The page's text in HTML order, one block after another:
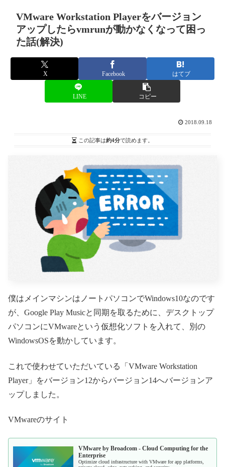
VMware Workstation Playerをバージョン
アップしたらvmrunが動かなくなって困っ
た話(解決)
X Facebook はてブ
LINE コピー
2018.09.18
この記事は約4分で読めます。
僕はメインマシンはノートパソコンでWindows10なのです
が、Google Play Musicと同期を取るために、デスクトップ
パソコンにVMwareという仮想化ソフトを入れて、別の
WindowsOSを動かしています。
これで使わせていただいている「VMware Workstation
Player」をバージョン12からバージョン14へバージョンア
ップしました。
VMwareのサイト
VMware by Broadcom - Cloud Computing for the
Enterprise
Optimize cloud infrastructure with VMware for app platforms,